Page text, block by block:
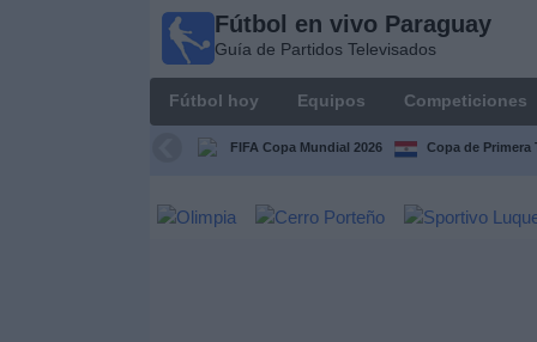
Fútbol en vivo Paraguay
Guía de Partidos Televisados
Fútbol hoy Equipos Competiciones
FIFA Copa Mundial 2026 Copa de Primera
Paraguay